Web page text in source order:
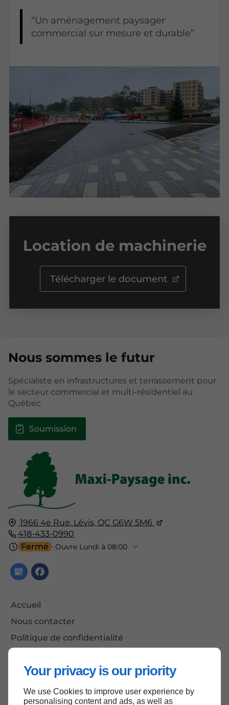
Your privacy is our priority
We use Cookies to improve user experience by
personalising content and ads, as well as
Un aménagement paysager
commercial sur mesure et durable
Location de machinerie
Télécharger le document
1966 4e Rue, Lévis, QC G6W 5M6
418-433-0990
Fermé ⋅ Ouvre Lundi à 08:00
Accueil
Nous contacter
Politique de confidentialité
Nous sommes le futur
Spécialiste en infrastructures et terrassement pour
le secteur commercial et multi-résidentiel au
Québec
Soumission
Haut de page